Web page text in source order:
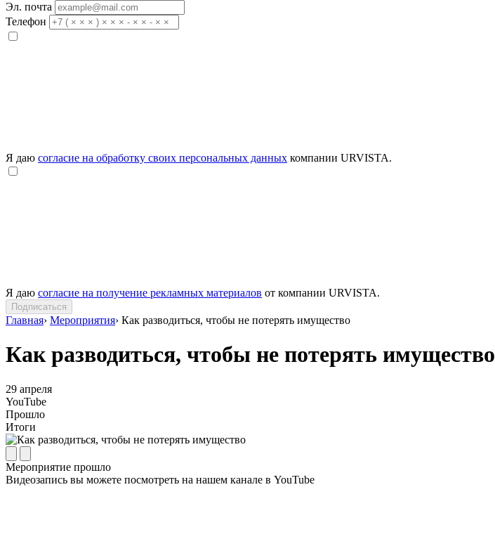
Эл. почта
Телефон
Я даю согласие на обработку своих персональных данных компании URVISTA.
Я даю согласие на получение рекламных материалов от компании URVISTA.
Подписаться
Главная› Мероприятия› Как разводиться, чтобы не потерять имущество
Как разводиться, чтобы не потерять имущество
29 апреля
YouTube
Прошло
Итоги
Мероприятие прошло
Видеозапись вы можете посмотреть на нашем канале в YouTube